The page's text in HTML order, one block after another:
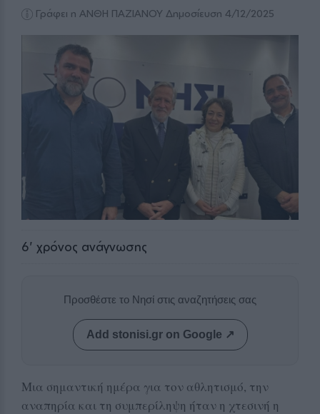
Γράφει η ΑΝΘΗ ΠΑΖΙΑΝΟΥ Δημοσίευση 4/12/2025
6' χρόνος ανάγνωσης
Προσθέστε το Νησί στις αναζητήσεις σας
Add stonisi.gr on Google ↗
Μια σημαντική ημέρα για τον αθλητισμό, την
αναπηρία και τη συμπερίληψη ήταν η χτεσινή η